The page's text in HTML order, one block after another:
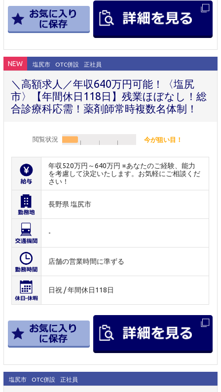
NEW 塩尻市 OTC併設 正社員
＼高額求人／年収640万円可能！〈塩尻
市〉【年間休日118日】残業ほぼなし！総
合診療科応需！薬剤師常時複数名体制！
閲覧状況 今が狙い目！
年収520万円～640万円 ※あなたのご経験、能力
を考慮して決定いたします。お気軽にご相談くだ
さい！
長野県 塩尻市
-
店舗の営業時間に準ずる
日祝 / 年間休日118日
塩尻市 OTC併設 正社員